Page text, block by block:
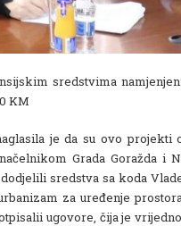
sredstvima
KM
je da su ovo
Grada Goražda i
sredstva sa koda
za uređenje
ugovore, čija je